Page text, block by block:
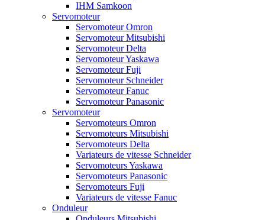
IHM Samkoon
Servomoteur
Servomoteur Omron
Servomoteur Mitsubishi
Servomoteur Delta
Servomoteur Yaskawa
Servomoteur Fuji
Servomoteur Schneider
Servomoteur Fanuc
Servomoteur Panasonic
Servomoteur
Servomoteurs Omron
Servomoteurs Mitsubishi
Servomoteurs Delta
Variateurs de vitesse Schneider
Servomoteurs Yaskawa
Servomoteurs Panasonic
Servomoteurs Fuji
Variateurs de vitesse Fanuc
Onduleur